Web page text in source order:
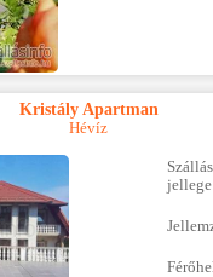
Kristály Apartman
Hévíz
Szállás